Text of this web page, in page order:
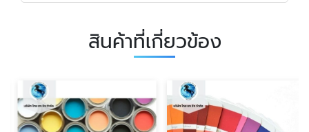
สินค้าที่เกี่ยวข้อง